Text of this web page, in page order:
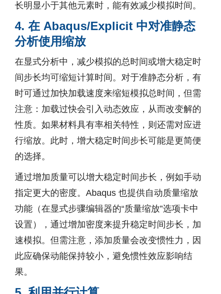
长明显小于其他元素时，能有效减少模拟时间。
4. 在 Abaqus/Explicit 中对准静态
分析使用缩放
在显式分析中，减少模拟的总时间或增大稳定时
间步长均可缩短计算时间。对于准静态分析，有
时可通过加快加载速度来缩短模拟总时间，但需
注意：加载过快会引入动态效应，从而改变解的
性质。如果材料具有率相关特性，则还需对应进
行缩放。此时，增大稳定时间步长可能是更简便
的选择。
通过增加质量可以增大稳定时间步长，例如手动
指定更大的密度。Abaqus 也提供自动质量缩放
功能（在显式步骤编辑器的“质量缩放”选项卡中
设置），通过增加密度来提升稳定时间步长，加
速模拟。但需注意，添加质量会改变惯性力，因
此应确保动能保持较小，避免惯性效应影响结
果。